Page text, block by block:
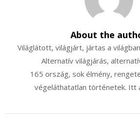
About the
Világlátott, világjárt, jártas a
Alternatív világjárás,
165 ország, sok élmény,
végeláthatatlan történetek. Itt